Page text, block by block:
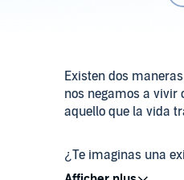
Existen dos
nos negamos a vivir
aquello que la vida
¿Te imaginas una
las situaciones de